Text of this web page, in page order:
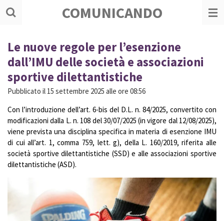
Vai
principale
COMUNICANDO
Le nuove regole per l’esenzione
dall’IMU delle società e associazioni
sportive dilettantistiche
Pubblicato il 15 settembre 2025 alle ore 08:56
Con l’introduzione dell’art. 6-bis del D.L. n. 84/2025, convertito con
modificazioni dalla L. n. 108 del 30/07/2025 (in vigore dal 12/08/2025),
viene prevista una disciplina specifica in materia di esenzione IMU
di cui all’art. 1, comma 759, lett. g), della L. 160/2019, riferita alle
società sportive dilettantistiche (SSD) e alle associazioni sportive
dilettantistiche (ASD).